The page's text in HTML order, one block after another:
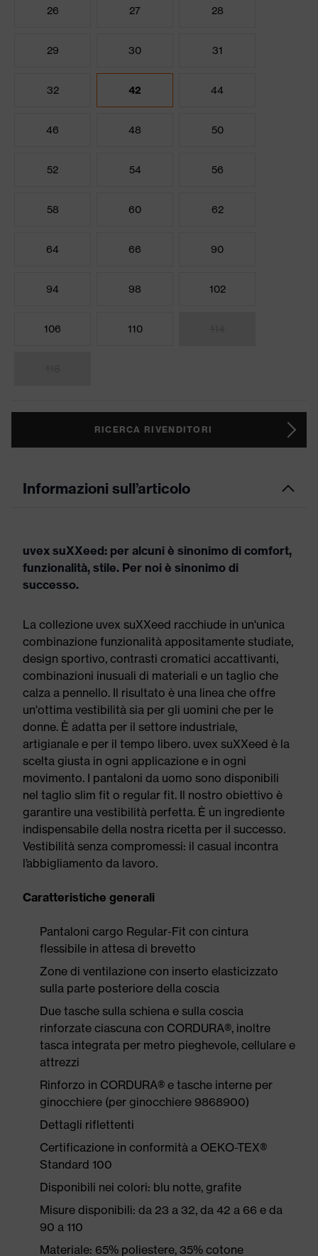
26 27 28
29 30 31
32 42 44
46 48 50
52 54 56
58 60 62
64 66 90
94 98 102
106 110
RICERCA RIVENDITORI
Informazioni sull’articolo
uvex suXXeed: per alcuni è sinonimo di comfort,
funzionalità, stile. Per noi è sinonimo di
successo.
La collezione uvex suXXeed racchiude in un'unica
combinazione funzionalità appositamente studiate,
design sportivo, contrasti cromatici accattivanti,
combinazioni inusuali di materiali e un taglio che
calza a pennello. Il risultato è una linea che offre
un'ottima vestibilità sia per gli uomini che per le
donne. È adatta per il settore industriale,
artigianale e per il tempo libero. uvex suXXeed è la
scelta giusta in ogni applicazione e in ogni
movimento. I pantaloni da uomo sono disponibili
nel taglio slim fit o regular fit. Il nostro obiettivo è
garantire una vestibilità perfetta. È un ingrediente
indispensabile della nostra ricetta per il successo.
Vestibilità senza compromessi: il casual incontra
l’abbigliamento da lavoro.
Caratteristiche generali
Pantaloni cargo Regular-Fit con cintura
flessibile in attesa di brevetto
Zone di ventilazione con inserto elasticizzato
sulla parte posteriore della coscia
Due tasche sulla schiena e sulla coscia
rinforzate ciascuna con CORDURA®, inoltre
tasca integrata per metro pieghevole, cellulare e
attrezzi
Rinforzo in CORDURA® e tasche interne per
ginocchiere (per ginocchiere 9868900)
Dettagli riflettenti
Certificazione in conformità a OEKO-TEX®
Standard 100
Disponibili nei colori: blu notte, grafite
Misure disponibili: da 23 a 32, da 42 a 66 e da
90 a 110
Materiale: 65% poliestere, 35% cotone